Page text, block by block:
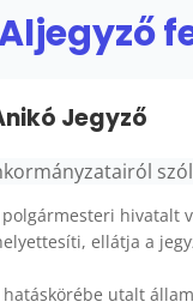
Jegyző
polgármesteri hivatalt
ellátja a
utalt